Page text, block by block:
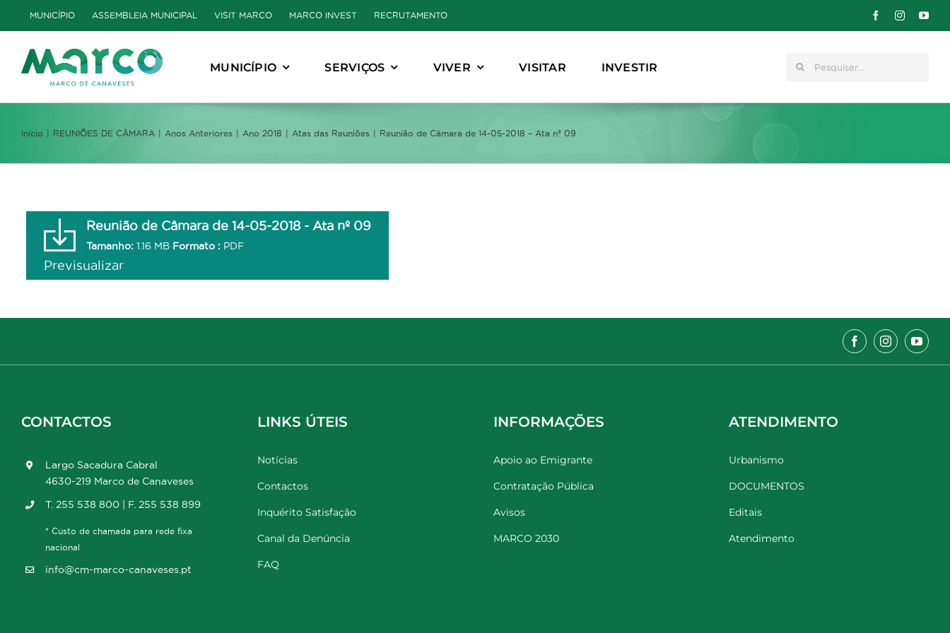
to
content
MUNICÍPIO ASSEMBLEIA MUNICIPAL VISIT MARCO MARCO INVEST RECRUTAMENTO
MUNICÍPIO SERVIÇOS VIVER VISITAR INVESTIR Pesquisar
Início REUNIÕES DE CÂMARA Anos Anteriores Ano 2018 Atas das Reuniões Reunião de Câmara de 14-05-2018 – Ata nº 09
Reunião de Câmara de 14-05-2018 - Ata nº 09
Tamanho: 1.16 MB Formato : PDF
Previsualizar
CONTACTOS
Largo Sacadura Cabral
4630-219 Marco de Canaveses
T. 255 538 800 | F. 255 538 899
* Custo de chamada para rede fixa
nacional
info@cm-marco-canaveses.pt
LINKS ÚTEIS
Notícias
Contactos
Inquérito Satisfação
Canal da Denúncia
FAQ
INFORMAÇÕES
Apoio ao Emigrante
Contratação Pública
Avisos
MARCO 2030
ATENDIMENTO
Urbanismo
DOCUMENTOS
Editais
Atendimento